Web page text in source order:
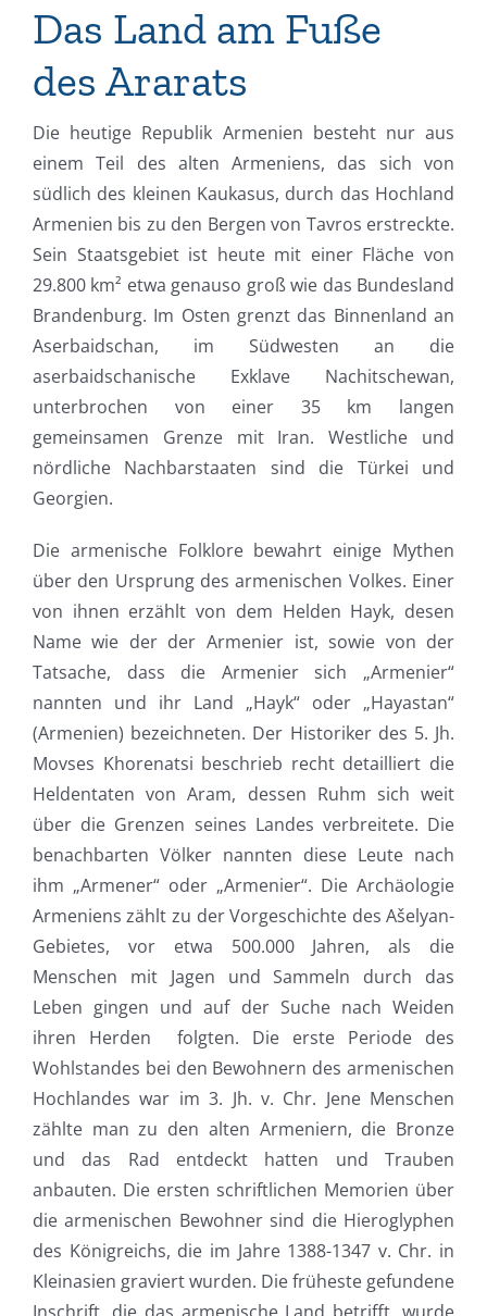
Das Land am Fuße
des Ararats
Die heutige Republik Armenien besteht nur aus
einem Teil des alten Armeniens, das sich von
südlich des kleinen Kaukasus, durch das Hochland
Armenien bis zu den Bergen von Tavros erstreckte.
Sein Staatsgebiet ist heute mit einer Fläche von
29.800 km² etwa genauso groß wie das Bundesland
Brandenburg. Im Osten grenzt das Binnenland an
Aserbaidschan, im Südwesten an die
aserbaidschanische Exklave Nachitschewan,
unterbrochen von einer 35 km langen
gemeinsamen Grenze mit Iran. Westliche und
nördliche Nachbarstaaten sind die Türkei und
Georgien.
Die armenische Folklore bewahrt einige Mythen
über den Ursprung des armenischen Volkes. Einer
von ihnen erzählt von dem Helden Hayk, desen
Name wie der der Armenier ist, sowie von der
Tatsache, dass die Armenier sich „Armenier“
nannten und ihr Land „Hayk“ oder „Hayastan“
(Armenien) bezeichneten. Der Historiker des 5. Jh.
Movses Khorenatsi beschrieb recht detailliert die
Heldentaten von Aram, dessen Ruhm sich weit
über die Grenzen seines Landes verbreitete. Die
benachbarten Völker nannten diese Leute nach
ihm „Armener“ oder „Armenier“. Die Archäologie
Armeniens zählt zu der Vorgeschichte des Ašelyan-
Gebietes, vor etwa 500.000 Jahren, als die
Menschen mit Jagen und Sammeln durch das
Leben gingen und auf der Suche nach Weiden
ihren Herden folgten. Die erste Periode des
Wohlstandes bei den Bewohnern des armenischen
Hochlandes war im 3. Jh. v. Chr. Jene Menschen
zählte man zu den alten Armeniern, die Bronze
und das Rad entdeckt hatten und Trauben
anbauten. Die ersten schriftlichen Memorien über
die armenischen Bewohner sind die Hieroglyphen
des Königreichs, die im Jahre 1388-1347 v. Chr. in
Kleinasien graviert wurden. Die früheste gefundene
Inschrift, die das armenische Land betrifft, wurde